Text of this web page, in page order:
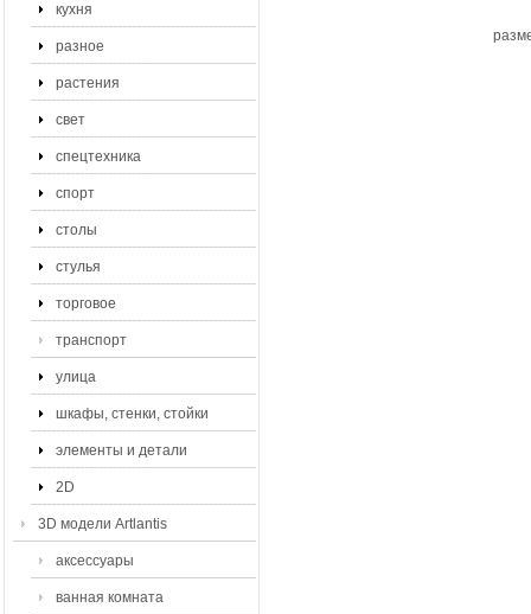
кухня
разное
растения
свет
спецтехника
спорт
столы
стулья
торговое
транспорт
улица
шкафы, стенки, стойки
элементы и детали
2D
3D модели Artlantis
аксессуары
ванная комната